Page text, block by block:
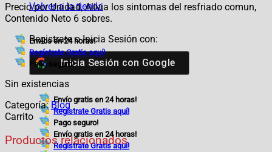
Volver a la tienda
Registrate o Inicia Sesión con:
Inicia Sesión con Google
Envío gratis en 24 horas!
Regístrate Gratis aquí!
Pago seguro!
Envío gratis en 24 horas!
Regístrate Gratis aquí!
Precio por Unidad, Alivia los sintomas del resfriado comun,
Contenido Neto 6 sobres.
Envíos en 24 horas!
Regístrate Gratis aquí!
Pago seguro!
Sin existencias
Categoría: Blog
Carrito
Productos relacionados